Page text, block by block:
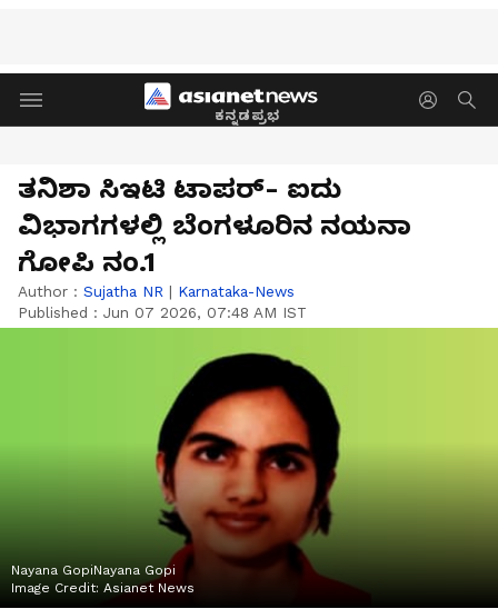
ಕನ್ನಡಪ್ರಭ
ತನಿಶಾ ಸಿಇಟಿ ಟಾಪರ್‌- ಐದು
ವಿಭಾಗಗಳಲ್ಲಿ ಬೆಂಗಳೂರಿನ ನಯನಾ
ಗೋಪಿ ನಂ.1
Author : Sujatha NR | Karnataka-News
Published : Jun 07 2026, 07:48 AM IST
Nayana GopiNayana Gopi
Image Credit: Asianet News